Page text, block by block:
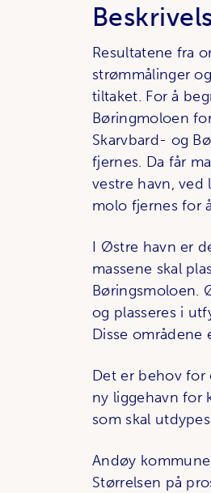
Resultatene fra
strømmålinger
tiltaket. For å
Børingmoloen
Skarvbard- og
fjernes. Da får
vestre havn, ved
molo fjernes for
I Østre havn er
massene skal
Børingsmoloen.
og plasseres i
Disse
Det er behov for
ny liggehavn for
som skal
Andøy
Størrelsen på